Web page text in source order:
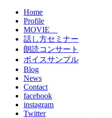
Home
Profile
MOVIE
話し方セミナー
朗読コンサート
ボイスサンプル
Blog
News
Contact
facebook
instagram
Twitter